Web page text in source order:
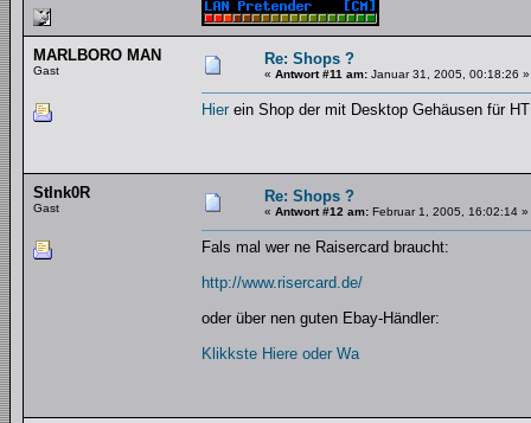
MARLBORO MAN
Gast
Re: Shops ?
« Antwort #11 am: Januar 31, 2005, 00:18:26 »
Hier ein Shop der mit Desktop Gehäusen für
StInk0R
Gast
Re: Shops ?
« Antwort #12 am: Februar 1, 2005, 16:02:14 »
Fals mal wer ne Raisercard braucht:
http://www.risercard.de/
oder über nen guten Ebay-Händler:
Klikkste Hiere oder Wa